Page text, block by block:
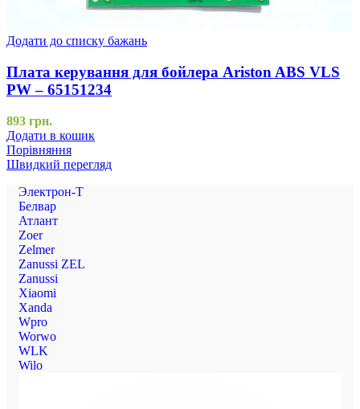
Додати до списку бажань
Плата керування для бойлера Ariston ABS VLS
PW – 65151234
893 грн.
Додати в кошик
Порівняння
Швидкий перегляд
Электрон-Т
Белвар
Атлант
Zoer
Zelmer
Zanussi ZEL
Zanussi
Xiaomi
Xanda
Wpro
Worwo
WLK
Wilo